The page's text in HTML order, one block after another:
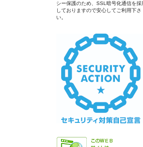
シー保護のため、SSL暗号化通信を採
しておりますので安心してご利用下さ
い。